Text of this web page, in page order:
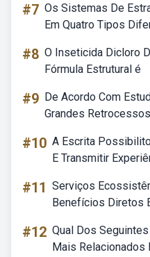
#7 Os Sistemas De
Em Quatro Tipos
#8 O Inseticida Dicloro
Fórmula Estrutural é
#9 De Acordo Com
Grandes
#10 A Escrita
E Transmitir
#11 Serviços
Benefícios Diretos
#12 Qual Dos
Mais Relacionados